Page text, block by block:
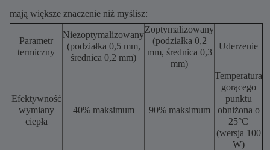
mają większe znaczenie niż myślisz:
Parametr
termiczny
Niezoptymalizowany
(podziałka 0,5 mm,
średnica 0,2 mm)
Zoptymalizowany
(podziałka 0,2
mm, średnica 0,3
mm)
Uderzenie
Efektywność
wymiany
ciepła
40% maksimum 90% maksimum
Temperatura
gorącego
punktu
obniżona o
25°C
(wersja 100
W)